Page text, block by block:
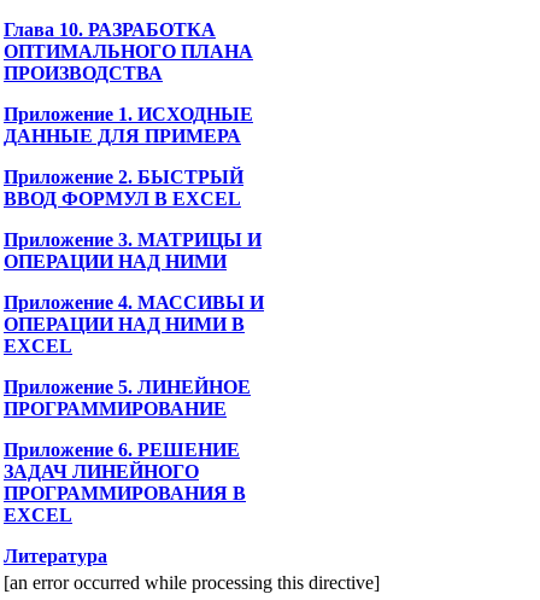
Глава 10. РАЗРАБОТКА
ОПТИМАЛЬНОГО ПЛАНА
ПРОИЗВОДСТВА
Приложение 1. ИСХОДНЫЕ
ДАННЫЕ ДЛЯ ПРИМЕРА
Приложение 2. БЫСТРЫЙ
ВВОД ФОРМУЛ В EXCEL
Приложение 3. МАТРИЦЫ И
ОПЕРАЦИИ НАД НИМИ
Приложение 4. МАССИВЫ И
ОПЕРАЦИИ НАД НИМИ В
EXCEL
Приложение 5. ЛИНЕЙНОЕ
ПРОГРАММИРОВАНИЕ
Приложение 6. РЕШЕНИЕ
ЗАДАЧ ЛИНЕЙНОГО
ПРОГРАММИРОВАНИЯ В
EXCEL
Литература
[an error occurred while processing this directive]